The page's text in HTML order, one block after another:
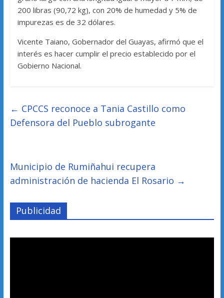
200 libras (90,72 kg), con 20% de humedad y 5% de
impurezas es de 32 dólares.
Vicente Taiano, Gobernador del Guayas, afirmó que el
interés es hacer cumplir el precio establecido por el
Gobierno Nacional.
← CPCCS reconoce a Tania Castillo como
Defensora del Pueblo subrogante
Municipio de Rumiñahui recupera
administración de hacienda El Rosario →
Publicidad